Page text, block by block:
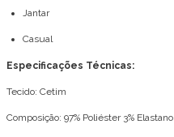
Jantar
Casual
Especificações Técnicas:
Tecido: Cetim
Composição: 97% Poliéster 3% Elastano